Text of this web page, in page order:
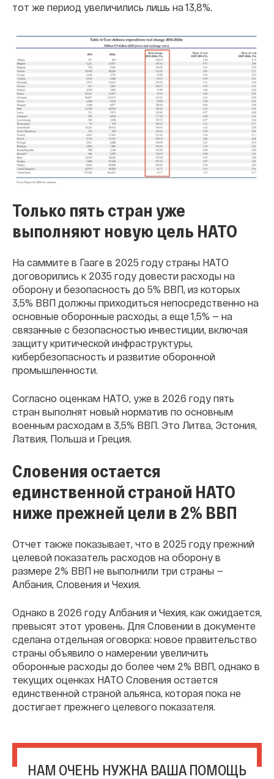
тот же период увеличились лишь на 13,8%.
Только пять стран уже
выполняют новую цель НАТО
На саммите в Гааге в 2025 году страны НАТО
договорились к 2035 году довести расходы на
оборону и безопасность до 5% ВВП, из которых
3,5% ВВП должны приходиться непосредственно на
основные оборонные расходы, а еще 1,5% — на
связанные с безопасностью инвестиции, включая
защиту критической инфраструктуры,
кибербезопасность и развитие оборонной
промышленности.
Согласно оценкам НАТО, уже в 2026 году пять
стран выполнят новый норматив по основным
военным расходам в 3,5% ВВП. Это Литва, Эстония,
Латвия, Польша и Греция.
Словения остается
единственной страной НАТО
ниже прежней цели в 2% ВВП
Отчет также показывает, что в 2025 году прежний
целевой показатель расходов на оборону в
размере 2% ВВП не выполнили три страны —
Албания, Словения и Чехия.
Однако в 2026 году Албания и Чехия, как ожидается,
превысят этот уровень. Для Словении в документе
сделана отдельная оговорка: новое правительство
страны объявило о намерении увеличить
оборонные расходы до более чем 2% ВВП, однако в
текущих оценках НАТО Словения остается
единственной страной альянса, которая пока не
достигает прежнего целевого показателя.
НАМ ОЧЕНЬ НУЖНА ВАША ПОМОЩЬ